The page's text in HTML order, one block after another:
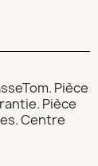
Pièce
Pièce
Centre